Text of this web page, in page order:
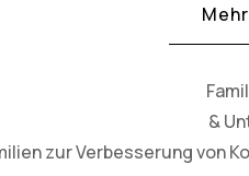
&
zur Verbesserung von